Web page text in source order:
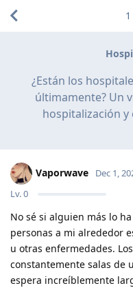
¿Están los
últimamente? Un
hospitalización y
1
Vaporwave
Lv.0
Dec 1,
No sé si alguien más lo
personas a mi alrededor
u otras enfermedades.
constantemente salas de
espera increíblemente